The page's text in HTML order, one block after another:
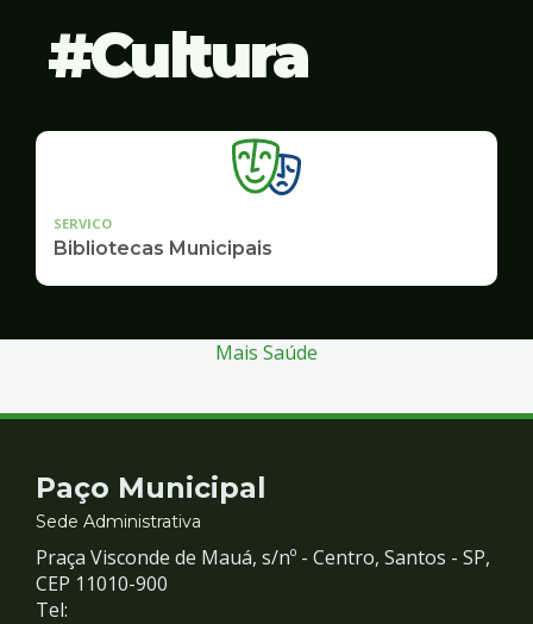
Cultura
SERVICO
Bibliotecas Municipais
Mais Saúde
Contato
e
Redes
Paço Municipal
Sede Administrativa
Praça Visconde de Mauá, s/nº - Centro, Santos - SP,
CEP 11010-900
Tel: